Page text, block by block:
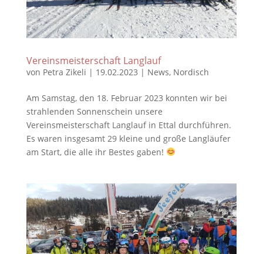
Vereinsmeisterschaft Langlauf
von Petra Zikeli | 19.02.2023 | News, Nordisch
Am Samstag, den 18. Februar 2023 konnten wir bei
strahlenden Sonnenschein unsere
Vereinsmeisterschaft Langlauf in Ettal durchführen.
Es waren insgesamt 29 kleine und große Langläufer
am Start, die alle ihr Bestes gaben!